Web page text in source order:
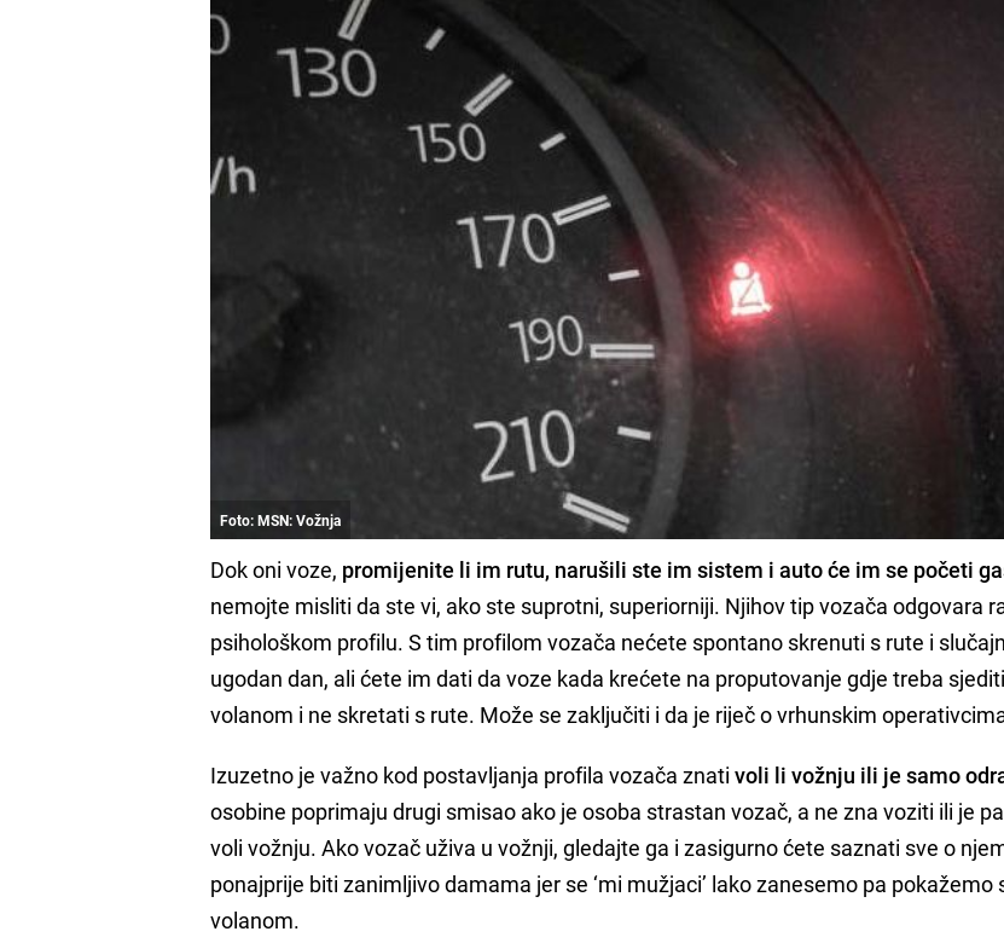
Foto: MSN: Vožnja
Dok oni voze, promijenite li im rutu, narušili ste im sistem i auto će im se početi
nemojte misliti da ste vi, ako ste suprotni, superiorniji. Njihov tip vozača odgovara
psihološkom profilu. S tim profilom vozača nećete spontano skrenuti s rute i
ugodan dan, ali ćete im dati da voze kada krećete na proputovanje gdje treba
volanom i ne skretati s rute. Može se zaključiti i da je riječ o vrhunskim
Izuzetno je važno kod postavljanja profila vozača znati voli li vožnju ili je samo
osobine poprimaju drugi smisao ako je osoba strastan vozač, a ne zna voziti ili je
voli vožnju. Ako vozač uživa u vožnji, gledajte ga i zasigurno ćete saznati sve o
ponajprije biti zanimljivo damama jer se ‘mi mužjaci’ lako zanesemo pa pokažemo
volanom.